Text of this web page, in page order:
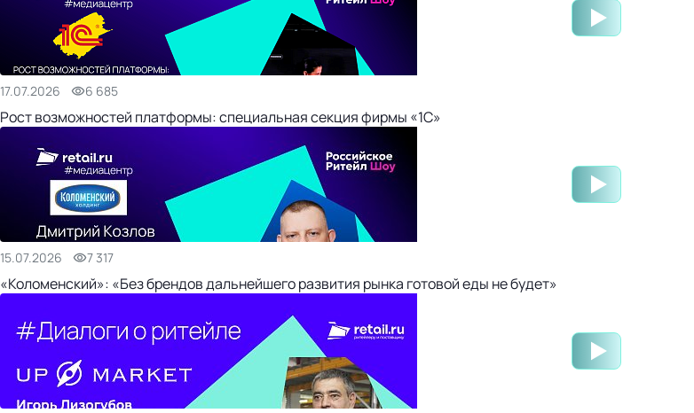
17.07.2026 6 685
Рост возможностей платформы: специальная секция фирмы «1С»
15.07.2026 7 317
«Коломенский»: «Без брендов дальнейшего развития рынка готовой еды не будет»